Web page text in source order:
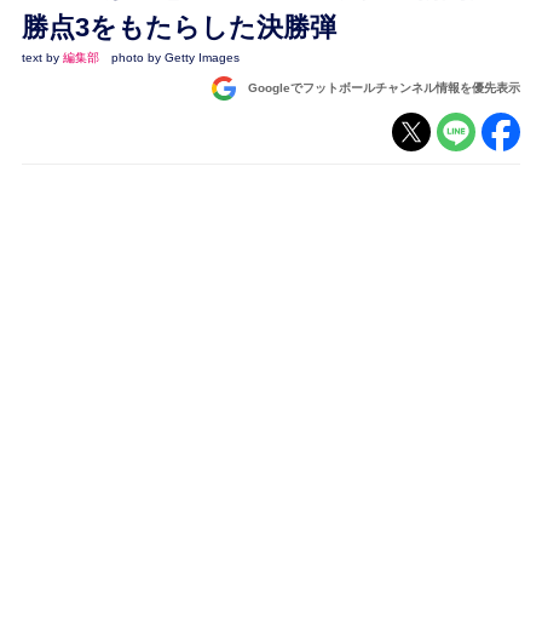
UEFA
ナショナルチーム
勝点3をもたらした決勝弾
text by 編集部 photo by Getty Images
Googleでフットボールチャンネル情報を優先表示